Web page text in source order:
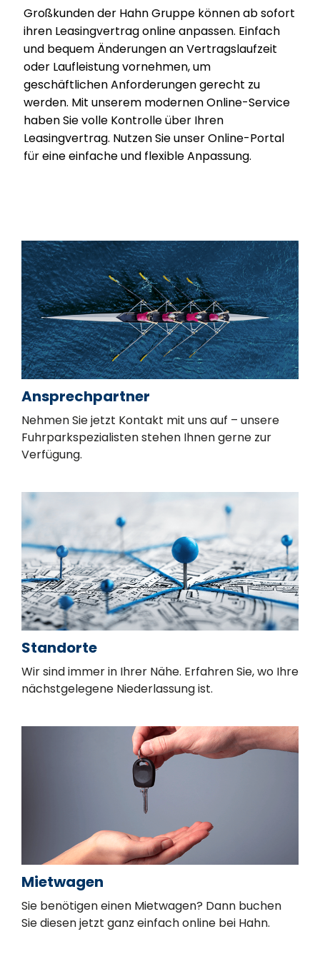
Großkunden der Hahn Gruppe können ab sofort
ihren Leasingvertrag online anpassen. Einfach
und bequem Änderungen an Vertragslaufzeit
oder Laufleistung vornehmen, um
geschäftlichen Anforderungen gerecht zu
werden. Mit unserem modernen Online-Service
haben Sie volle Kontrolle über Ihren
Leasingvertrag. Nutzen Sie unser Online-Portal
für eine einfache und flexible Anpassung.
Ansprechpartner
Nehmen Sie jetzt Kontakt mit uns auf – unsere
Fuhrparkspezialisten stehen Ihnen gerne zur
Verfügung.
Standorte
Wir sind immer in Ihrer Nähe. Erfahren Sie, wo Ihre
nächstgelegene Niederlassung ist.
Mietwagen
Sie benötigen einen Mietwagen? Dann buchen
Sie diesen jetzt ganz einfach online bei Hahn.